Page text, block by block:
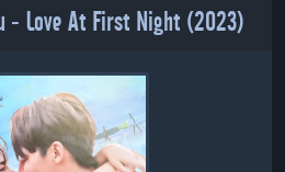
- Love At First Night (2023)